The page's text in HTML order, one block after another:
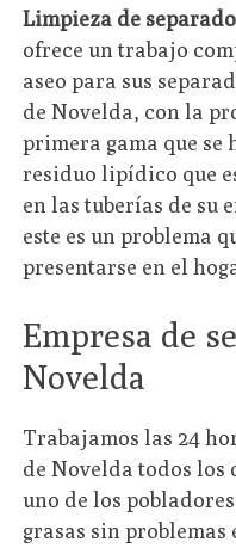
Limpieza de
ofrece un trabajo
aseo para sus
de Novelda, con la
primera gama que
residuo lipídico que
en las tuberías de su
este es un problema
presentarse en el
Empresa de
Novelda
Trabajamos las 24
de Novelda todos los
uno de los
grasas sin problemas